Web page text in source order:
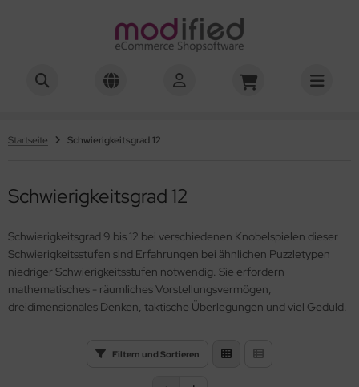
Startseite Schwierigkeitsgrad 12
Schwierigkeitsgrad 12
Schwierigkeitsgrad 9 bis 12 bei verschiedenen Knobelspielen dieser
Schwierigkeitsstufen sind Erfahrungen bei ähnlichen Puzzletypen
niedriger Schwierigkeitsstufen notwendig. Sie erfordern
mathematisches - räumliches Vorstellungsvermögen,
dreidimensionales Denken, taktische Überlegungen und viel Geduld.
Filtern und Sortieren